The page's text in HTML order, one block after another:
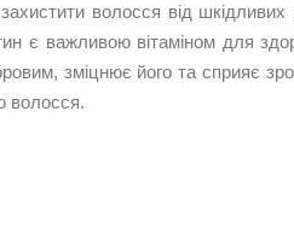
волосся від шкідливих
є важливою вітаміном для
зміцнює його та сприяє
волосся.